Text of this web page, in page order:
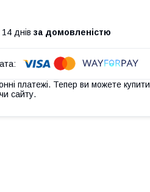
днів за домовленістю
платежі. Тепер ви можете купити
сайту.